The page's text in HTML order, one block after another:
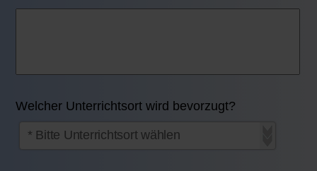
Welcher Unterrichtsort wird bevorzugt?